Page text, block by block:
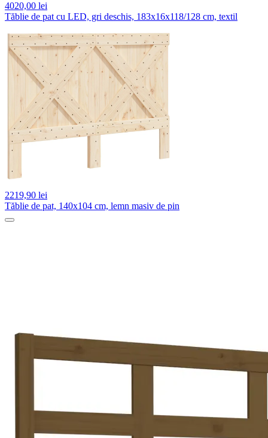
4020,00 lei
Tăblie de pat cu LED, gri deschis, 183x16x118/128 cm, textil
2219,90 lei
Tăblie de pat, 140x104 cm, lemn masiv de pin